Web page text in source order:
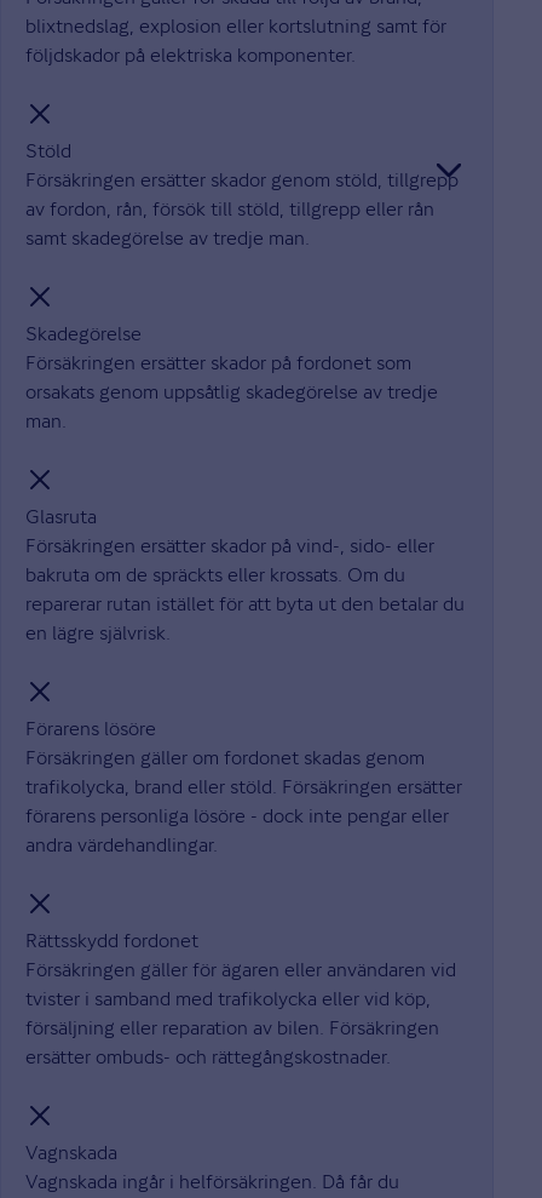
blixtnedslag, explosion eller kortslutning samt för
följdskador på elektriska komponenter.
Stöld
Försäkringen ersätter skador genom stöld, tillgrepp
av fordon, rån, försök till stöld, tillgrepp eller rån
samt skadegörelse av tredje man.
Skadegörelse
Försäkringen ersätter skador på fordonet som
orsakats genom uppsåtlig skadegörelse av tredje
man.
Glasruta
Försäkringen ersätter skador på vind-, sido- eller
bakruta om de spräckts eller krossats. Om du
reparerar rutan istället för att byta ut den betalar du
en lägre självrisk.
Förarens lösöre
Försäkringen gäller om fordonet skadas genom
trafikolycka, brand eller stöld. Försäkringen ersätter
förarens personliga lösöre - dock inte pengar eller
andra värdehandlingar.
Rättsskydd fordonet
Försäkringen gäller för ägaren eller användaren vid
tvister i samband med trafikolycka eller vid köp,
försäljning eller reparation av bilen. Försäkringen
ersätter ombuds- och rättegångskostnader.
Vagnskada
Vagnskada ingår i helförsäkringen. Då får du